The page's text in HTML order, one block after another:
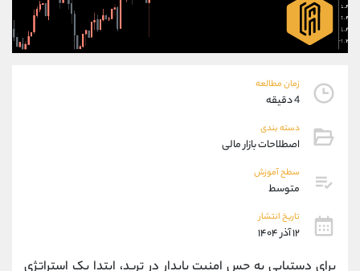
زمان مطالعه
4 دقیقه
دسته بندی
اصطلاحات بازار مالی
سطح آموزش
متوسط
تاریخ انتشار
۱۲ آذر ۱۴۰۴
09927779040
واتساپ شروع گفتگو
تلگرام @Armteam_admin_por
پشتیبان فروش
موبایل
اطلاعات تماس
تلفن 021-22021030